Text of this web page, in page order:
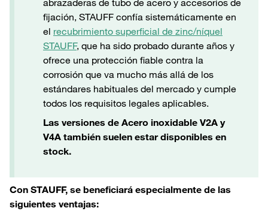
abrazaderas de tubo de acero y accesorios de
fijación, STAUFF confía sistemáticamente en
el recubrimiento superficial de zinc/níquel
STAUFF, que ha sido probado durante años y
ofrece una protección fiable contra la
corrosión que va mucho más allá de los
estándares habituales del mercado y cumple
todos los requisitos legales aplicables.
Las versiones de Acero inoxidable V2A y
V4A también suelen estar disponibles en
stock.
Con STAUFF, se beneficiará especialmente de las
siguientes ventajas: